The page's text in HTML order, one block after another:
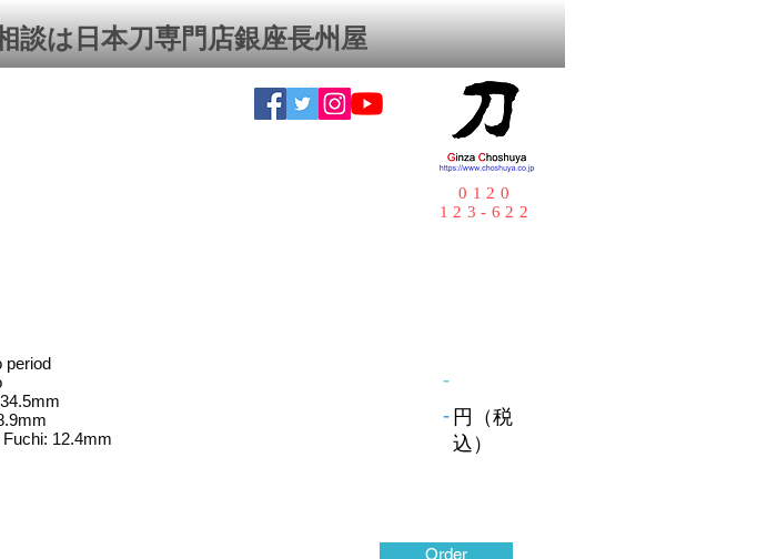
談は日本刀専門店銀座⻑州屋
0120
123-622
period
Fuchi: 12.4mm
-
- 円（税
込）
Order